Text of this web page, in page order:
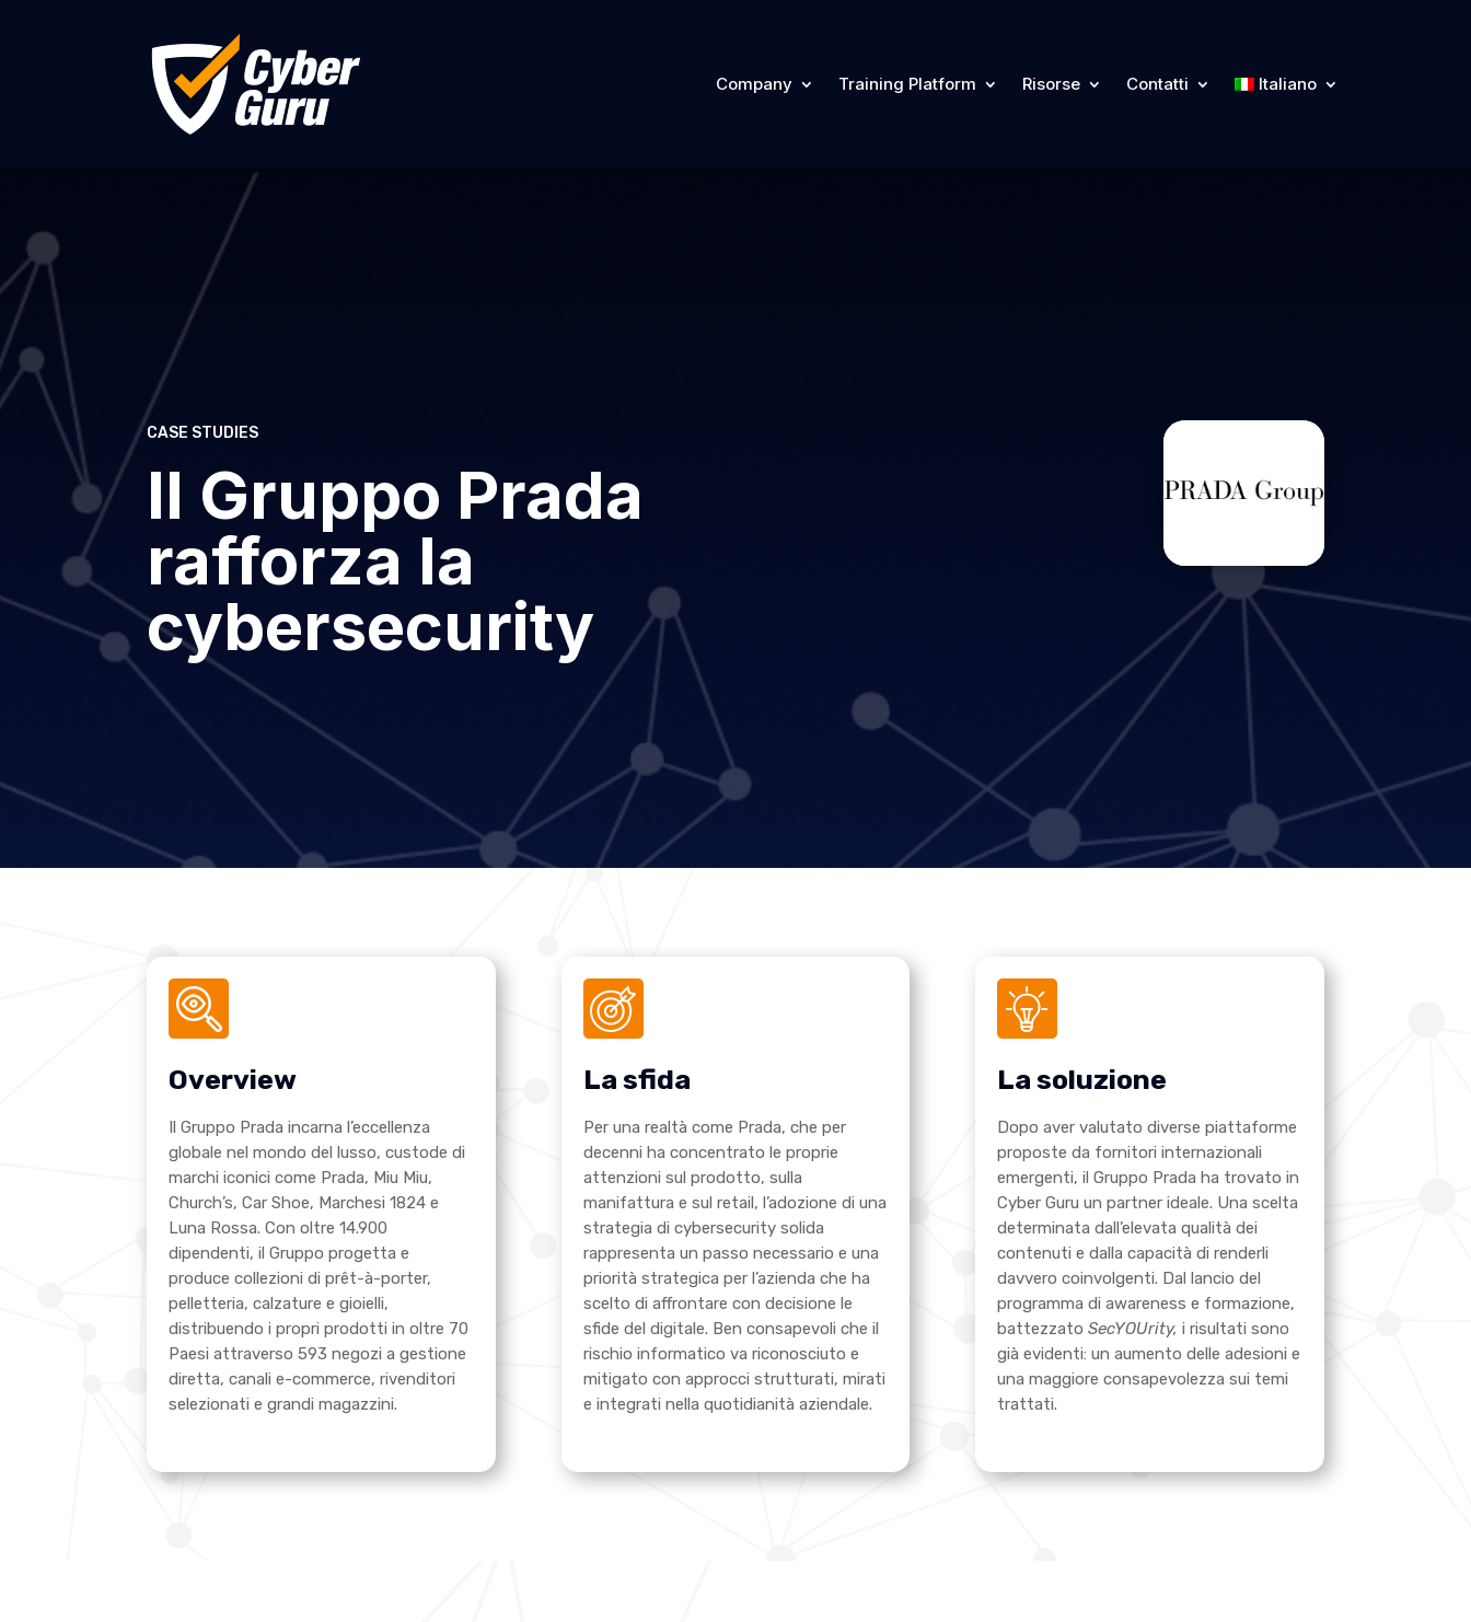
Company Training Platform Risorse Contatti Italiano
CASE STUDIES
Il Gruppo Prada
rafforza la
cybersecurity
Overview
Il Gruppo Prada incarna l’eccellenza
globale nel mondo del lusso, custode di
marchi iconici come Prada, Miu Miu,
Church’s, Car Shoe, Marchesi 1824 e
Luna Rossa. Con oltre 14.900
dipendenti, il Gruppo progetta e
produce collezioni di prêt-à-porter,
pelletteria, calzature e gioielli,
distribuendo i propri prodotti in oltre 70
Paesi attraverso 593 negozi a gestione
diretta, canali e-commerce, rivenditori
selezionati e grandi magazzini.
La sfida
Per una realtà come Prada, che per
decenni ha concentrato le proprie
attenzioni sul prodotto, sulla
manifattura e sul retail, l’adozione di una
strategia di cybersecurity solida
rappresenta un passo necessario e una
priorità strategica per l’azienda che ha
scelto di affrontare con decisione le
sfide del digitale. Ben consapevoli che il
rischio informatico va riconosciuto e
mitigato con approcci strutturati, mirati
e integrati nella quotidianità aziendale.
La soluzione
Dopo aver valutato diverse piattaforme
proposte da fornitori internazionali
emergenti, il Gruppo Prada ha trovato in
Cyber Guru un partner ideale. Una scelta
determinata dall’elevata qualità dei
contenuti e dalla capacità di renderli
davvero coinvolgenti. Dal lancio del
programma di awareness e formazione,
battezzato SecYOUrity, i risultati sono
già evidenti: un aumento delle adesioni e
una maggiore consapevolezza sui temi
trattati.